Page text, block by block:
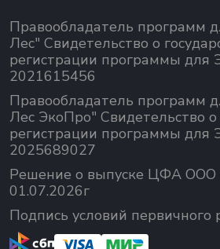
Правообладатель программ
Лес" Свидетельство о
регистрации программы
2021615456
Правообладатель программ
Лес ЭкоПро" Свидетельство о
регистрации программы
2025689027
Решение о выпуске ЦФА ООО
01.07.2026г
Подпись условий первичного